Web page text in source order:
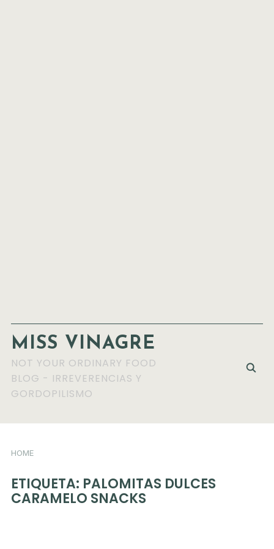
MISS VINAGRE
NOT YOUR ORDINARY FOOD
BLOG - IRREVERENCIAS Y
GORDOPILISMO
HOME
ETIQUETA: PALOMITAS DULCES
CARAMELO SNACKS